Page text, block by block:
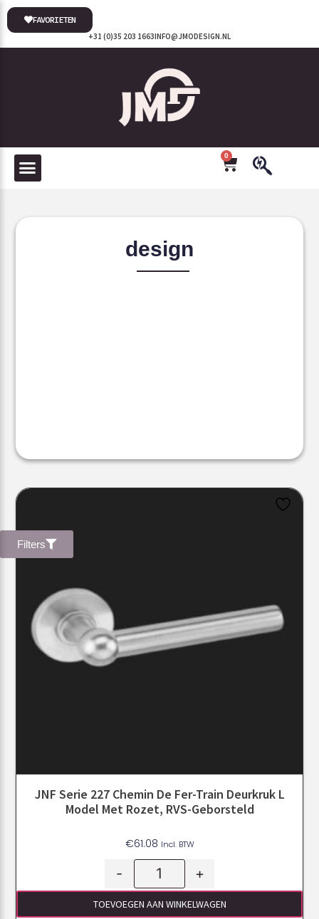
INFO@JMODESIGN.NL
+31 (0)35 203 1663
FAVORIETEN
0
design
Filters
JNF Serie 227 Chemin De Fer-Train Deurkruk L
Model Met Rozet, RVS-Geborsteld
€61.08 Incl. BTW
- +
TOEVOEGEN AAN WINKELWAGEN